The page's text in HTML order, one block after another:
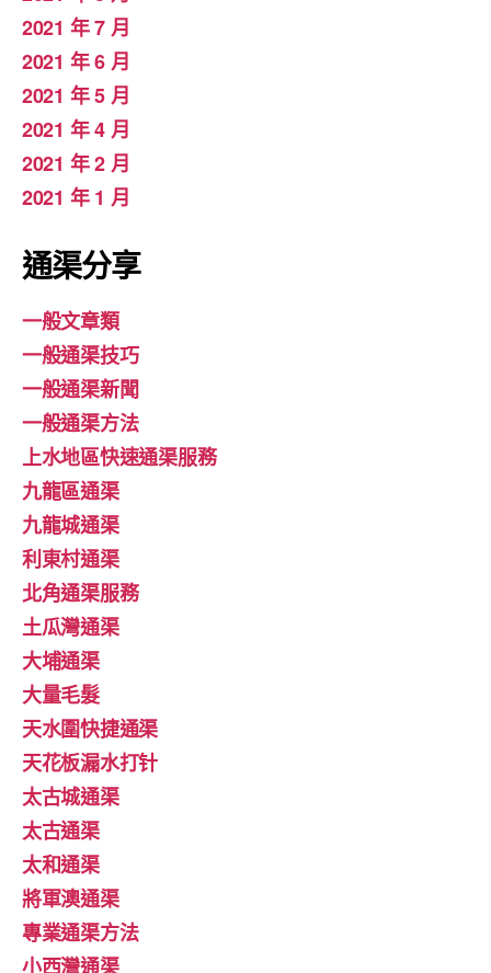
2021 年 7 月
2021 年 6 月
2021 年 5 月
2021 年 4 月
2021 年 2 月
2021 年 1 月
通渠分享
一般文章類
一般通渠技巧
一般通渠新聞
一般通渠方法
上水地區快速通渠服務
九龍區通渠
九龍城通渠
利東村通渠
北角通渠服務
土瓜灣通渠
大埔通渠
大量毛髮
天水圍快捷通渠
天花板漏水打针
太古城通渠
太古通渠
太和通渠
將軍澳通渠
專業通渠方法
小西灣通渠